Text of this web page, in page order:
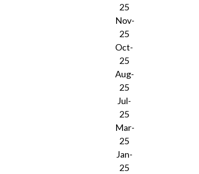
25
Nov-
25
Oct-
25
Aug-
25
Jul-
25
Mar-
25
Jan-
25